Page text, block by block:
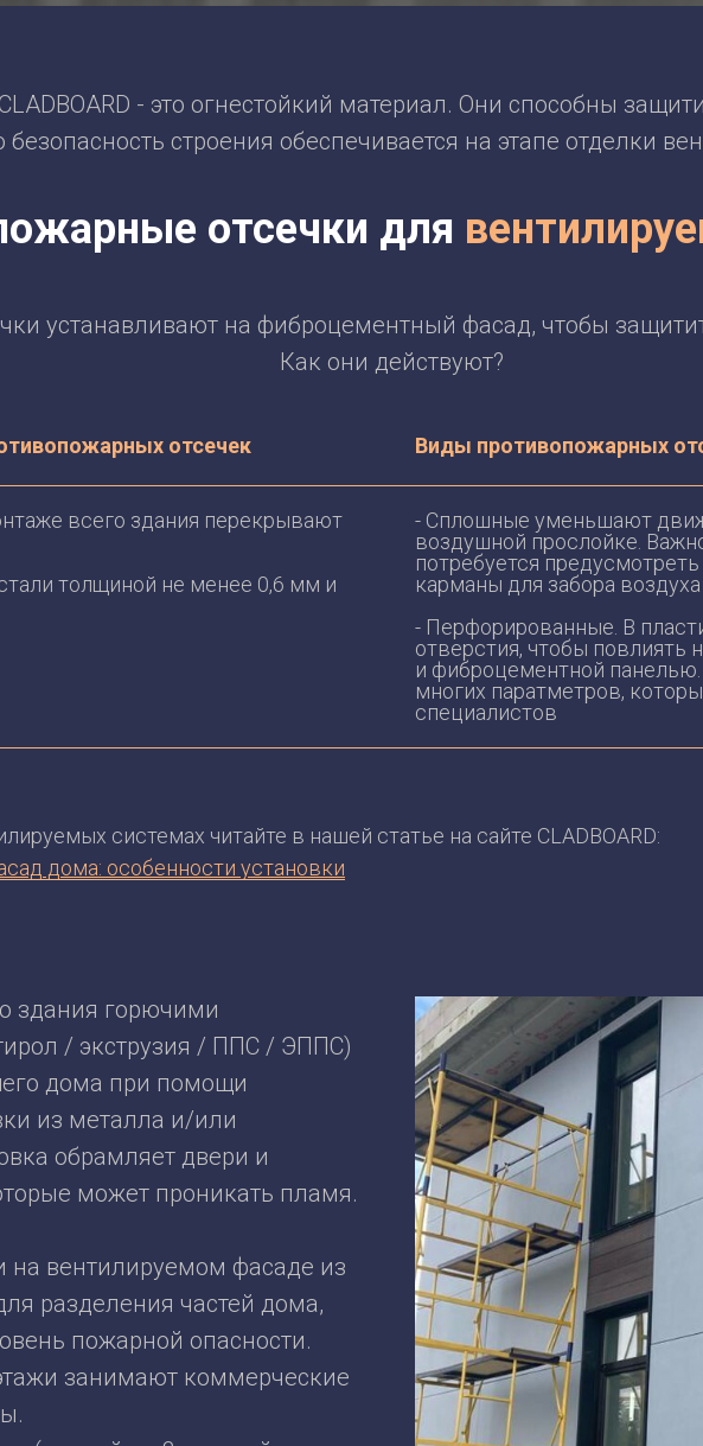
- это огнестойкий материал. Они способны
строения обеспечивается на этапе отделки
отсечки для
устанавливают на фиброцементный фасад, чтобы
Как они действуют?
отсечек Виды противопожарных
всего здания перекрывают
толщиной не менее 0,6 мм и
- Сплошные уменьшают
воздушной прослойке.
потребуется
карманы для забора воздуха
- Перфорированные. В
отверстия, чтобы повлиять
и фиброцементной
многих паратметров,
специалистов
системах читайте в нашей статье на сайте CLADBOARD:
дома: особенности установки
здания горючими
/ экструзия / ППС / ЭППС)
дома при помощи
из металла и/или
обрамляет двери и
может проникать пламя.
на вентилируемом фасаде из
разделения частей дома,
пожарной опасности.
занимают коммерческие